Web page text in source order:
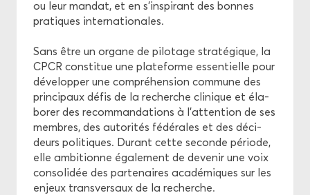
ou leur man­dat, et en s’ins­pi­rant des bonnes
pra­tiques in­ter­na­tio­nales.
Sans être un or­gane de pi­lo­tage stra­té­gique, la
CPCR consti­tue une pla­te­forme es­sen­tielle pour
dé­ve­lop­per une com­pré­hen­sion com­mune des
prin­ci­paux défis de la re­cherche cli­nique et éla­
bo­rer des re­com­man­da­tions à l’at­ten­tion de ses
membres, des au­to­ri­tés fé­dé­rales et des dé­ci­
deurs po­li­tiques. Du­rant cette se­conde pé­riode,
elle am­bi­tionne éga­le­ment de de­ve­nir une voix
conso­li­dée des par­te­naires aca­dé­miques sur les
en­jeux trans­ver­saux de la re­cherche.